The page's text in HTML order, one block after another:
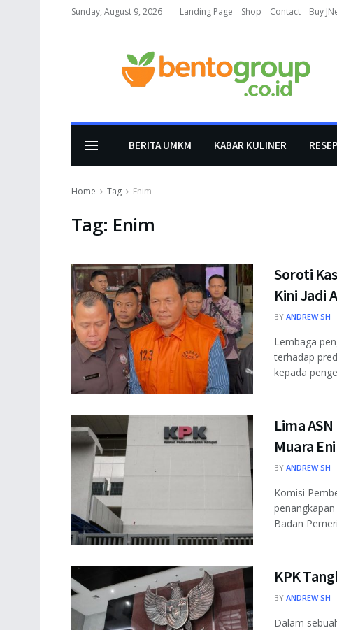
Sunday, August 9, 2026 Landing Page Shop Contact Buy
BERITA UMKM KABAR KULINER RESEP
Home Tag Enim
Tag: Enim
Soroti
Kini Jadi
BY ANDREW SH
Lembaga
terhadap
kepada
Lima
Muara
BY ANDREW SH
Komisi
Badan
KPK
BY ANDREW SH
Dalam